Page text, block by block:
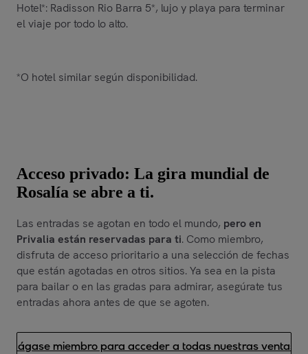
Hotel*: Radisson Rio Barra 5*, lujo y playa para terminar
el viaje por todo lo alto.
*O hotel similar según disponibilidad.
Acceso privado: La gira mundial de
Rosalía se abre a ti.
Las entradas se agotan en todo el mundo, pero en
Privalia están reservadas para ti. Como miembro,
disfruta de acceso prioritario a una selección de fechas
que están agotadas en otros sitios. Ya sea en la pista
para bailar o en las gradas para admirar, asegúrate tus
entradas ahora antes de que se agoten.
Hágase miembro para acceder a todas nuestras ventas.